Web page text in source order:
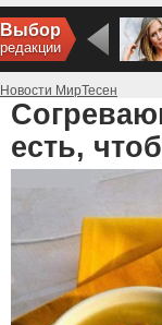
Выбор
редакции
Новости МирТесен
есть,